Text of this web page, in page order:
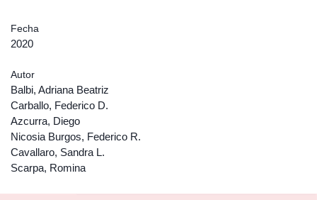
Fecha
2020
Autor
Balbi, Adriana Beatriz
Carballo, Federico D.
Azcurra, Diego
Nicosia Burgos, Federico R.
Cavallaro, Sandra L.
Scarpa, Romina